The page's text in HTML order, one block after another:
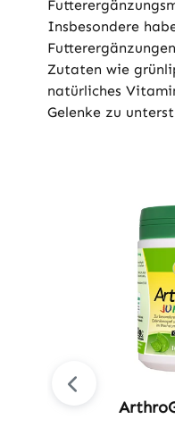
Insbesondere
Zutaten wie
natürliches
Gelenke zu